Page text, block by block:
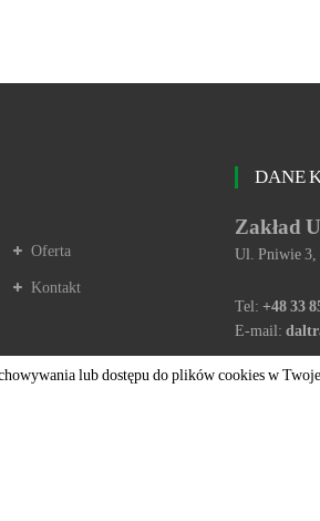
Oferta
Kontakt
DANE
Zakład
Ul. Pniwie 3,
Tel: +48 33
E-mail:
lub dostępu do plików cookies w